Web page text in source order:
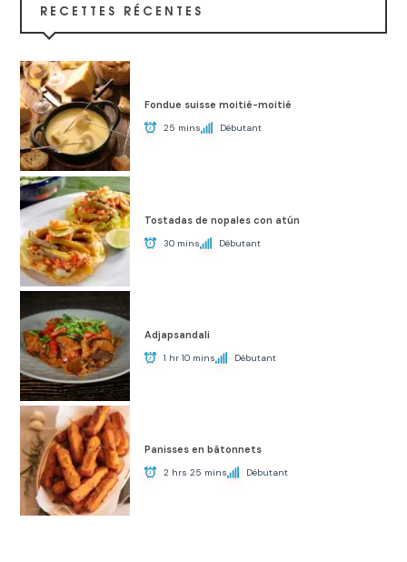
RECETTES RÉCENTES
Fondue suisse moitié-moitié
25 mins Débutant
Tostadas de nopales con atún
30 mins Débutant
Adjapsandali
1 hr 10 mins Débutant
Panisses en bâtonnets
2 hrs 25 mins Débutant